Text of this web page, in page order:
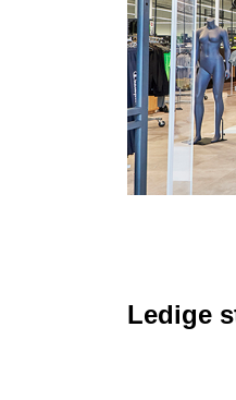
Ledige